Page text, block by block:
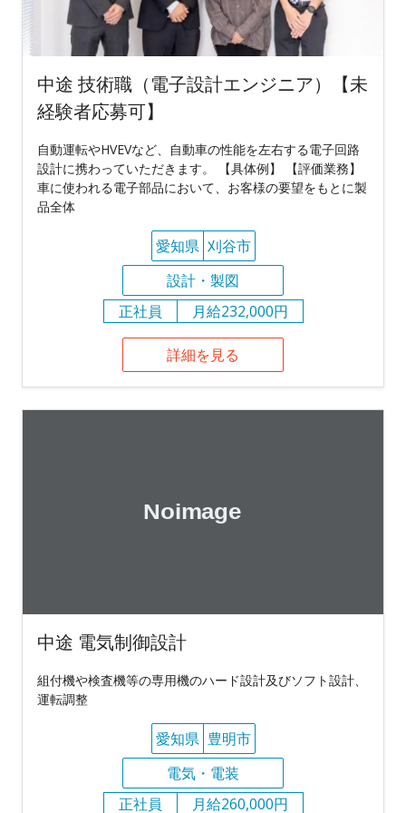
中途 技術職（電子設計エンジニア）【未
経験者応募可】
自動運転やHVEVなど、自動車の性能を左右する電子回路
設計に携わっていただきます。 【具体例】 【評価業務】
車に使われる電子部品において、お客様の要望をもとに製
品全体
愛知県 刈谷市
設計・製図
正社員
月給232,000円
詳細を見る
中途 電気制御設計
組付機や検査機等の専用機のハード設計及びソフト設計、
運転調整
愛知県 豊明市
電気・電装
正社員
月給260,000円